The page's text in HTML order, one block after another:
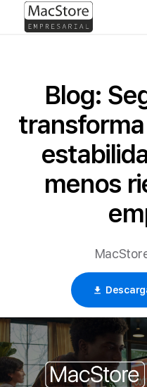
Blog:
menos